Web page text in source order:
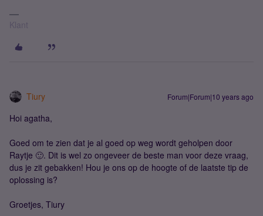
Klant
Tiury Forum|Forum|10 years ago
Hoi agatha,
Goed om te zien dat je al goed op weg wordt geholpen door
Raytje 🙂. Dit is wel zo ongeveer de beste man voor deze vraag,
dus je zit gebakken! Hou je ons op de hoogte of de laatste tip de
oplossing is?
Groetjes, Tiury